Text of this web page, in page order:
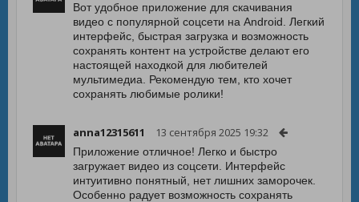
Вот удобное приложение для скачивания
видео с популярной соцсети на Android. Легкий
интерфейс, быстрая загрузка и возможность
сохранять контент на устройстве делают его
настоящей находкой для любителей
мультимедиа. Рекомендую тем, кто хочет
сохранять любимые ролики!
anna12315611 13 сентября 2025 19:32
Приложение отличное! Легко и быстро
загружает видео из соцсети. Интерфейс
интуитивно понятный, нет лишних заморочек.
Особенно радует возможность сохранять